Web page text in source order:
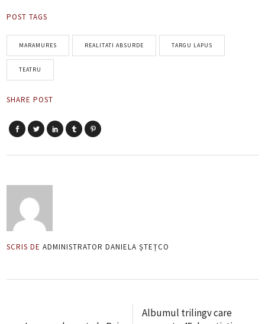
POST TAGS
MARAMURES REALITATI ABSURDE TARGU LAPUS
TEATRU
SHARE POST
SCRIS DE ADMINISTRATOR DANIELA ȘTEȚCO
Albumul trilingv care